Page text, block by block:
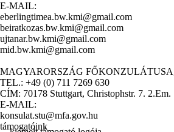
E-MAIL:
eberlingtimea.bw.kmi@gmail.com
beiratkozas.bw.kmi@gmail.com
ujtanar.bw.kmi@gmail.com
mid.bw.kmi@gmail.com
MAGYARORSZÁG
TEL.: +49 (0) 711 7269 630
CÍM: 70178 Stuttgart, Christophstr. 7. 2.Em.
E-MAIL:
konsulat.stu@mfa.gov.hu
támogatóink